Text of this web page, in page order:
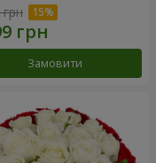
Замовити